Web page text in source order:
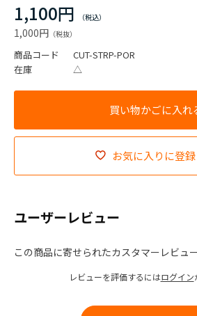
1,100円
1,000円
商品コード
CUT-STRP-POR
在庫
△
お気に入りに登
ユーザーレビュー
この商品に寄せられたカスタマーレビュ
レビューを評価するにはログイン